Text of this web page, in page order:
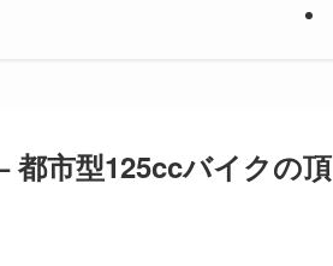
都市型125ccバイクの頂